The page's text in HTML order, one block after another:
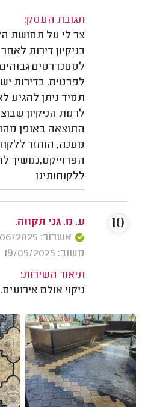
תגובת העסק:
צר לי על תחושת
בניקיון דירות
לסטנדרטים
לפרטים. בדירות
תמיד ניתן להגיע
לרמת הניקיון
התוצאה באופן
מענה, הוחזר
הפרוייקט,נמשיך
ללקוחותינו
ע. מ. גני תקווה.
אשרור: 19/06/2025
משוב: 19/05/2025
תיאור השירות:
ניקוי אולם אירועים.
10